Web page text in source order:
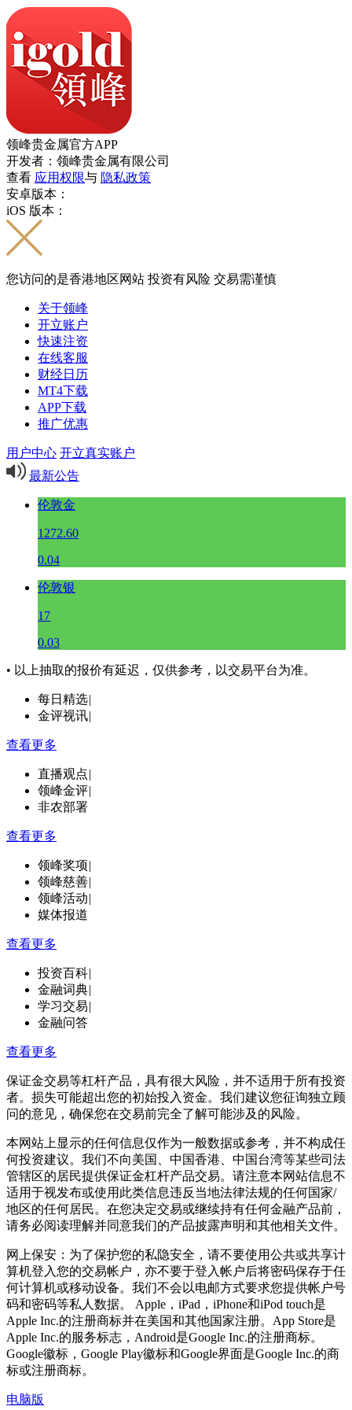
领峰贵金属官方APP
开发者：领峰贵金属有限公司
查看 应用权限与 隐私政策
安卓版本：
iOS 版本：
您访问的是香港地区网站 投资有风险 交易需谨慎
关于领峰
开立账户
快速注资
在线客服
财经日历
MT4下载
APP下载
推广优惠
用户中心 开立真实账户
最新公告
伦敦金
1272.60
0.04
伦敦银
17
0.03
• 以上抽取的报价有延迟，仅供参考，以交易平台为准。
每日精选|
金评视讯|
查看更多
直播观点|
领峰金评|
非农部署
查看更多
领峰奖项|
领峰慈善|
领峰活动|
媒体报道
查看更多
投资百科|
金融词典|
学习交易|
金融问答
查看更多
保证金交易等杠杆产品，具有很大风险，并不适用于所有投资
者。损失可能超出您的初始投入资金。我们建议您征询独立顾
问的意见，确保您在交易前完全了解可能涉及的风险。
本网站上显示的任何信息仅作为一般数据或参考，并不构成任
何投资建议。我们不向美国、中国香港、中国台湾等某些司法
管辖区的居民提供保证金杠杆产品交易。请注意本网站信息不
适用于视发布或使用此类信息违反当地法律法规的任何国家/
地区的任何居民。在您决定交易或继续持有任何金融产品前，
请务必阅读理解并同意我们的产品披露声明和其他相关文件。
网上保安：为了保护您的私隐安全，请不要使用公共或共享计
算机登入您的交易帐户，亦不要于登入帐户后将密码保存于任
何计算机或移动设备。我们不会以电邮方式要求您提供帐户号
码和密码等私人数据。 Apple，iPad，iPhone和iPod touch是
Apple Inc.的注册商标并在美国和其他国家注册。App Store是
Apple Inc.的服务标志，Android是Google Inc.的注册商标。
Google徽标，Google Play徽标和Google界面是Google Inc.的商
标或注册商标。
电脑版